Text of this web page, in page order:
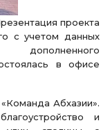
проекта
с учетом данных
в офисе
Абхазии».
и